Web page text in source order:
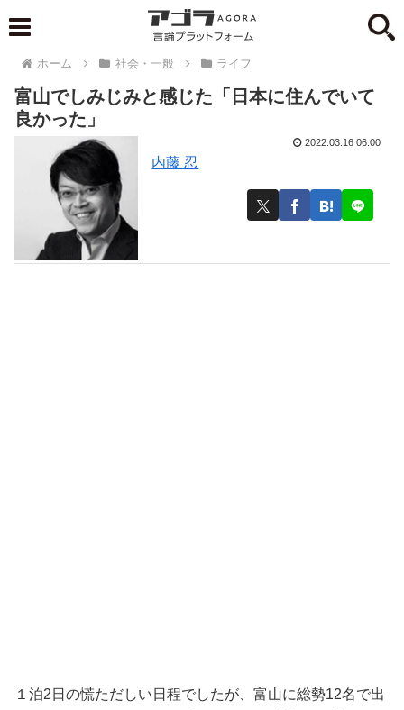
ホーム 社会・一般 ライフ
富山でしみじみと感じた「日本に住んでいて
良かった」
内藤 忍
2022.03.16 06:00
１泊2日の慌ただしい日程でしたが、富山に総勢12名で出